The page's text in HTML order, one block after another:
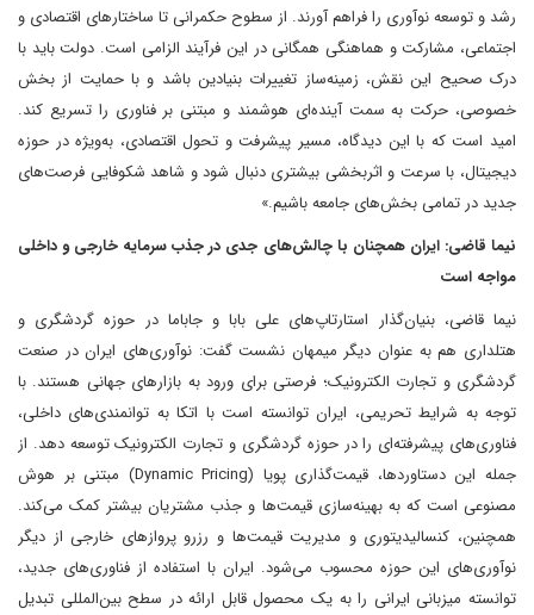
رشد و توسعه نوآوری را فراهم آورند. از سطوح حکمرانی تا ساختارهای اقتصادی و
اجتماعی، مشارکت و هماهنگی همگانی در این فرآیند الزامی است. دولت باید با
درک صحیح این نقش، زمینه‌ساز تغییرات بنیادین باشد و با حمایت از بخش
خصوصی، حرکت به سمت آینده‌ای هوشمند و مبتنی بر فناوری را تسریع کند.
امید است که با این دیدگاه، مسیر پیشرفت و تحول اقتصادی، به‌ویژه در حوزه
دیجیتال، با سرعت و اثربخشی بیشتری دنبال شود و شاهد شکوفایی فرصت‌های
جدید در تمامی بخش‌های جامعه باشیم.»
نیما قاضی: ایران همچنان با چالش‌های جدی در جذب سرمایه خارجی و داخلی
مواجه است
نیما قاضی، بنیان‌گذار استارتاپ‌های علی بابا و جاباما در حوزه گردشگری و
هتلداری هم به عنوان دیگر میمهان نشست گفت: نوآوری‌های ایران در صنعت
گردشگری و تجارت الکترونیک؛ فرصتی برای ورود به بازارهای جهانی هستند. با
توجه به شرایط تحریمی، ایران توانسته است با اتکا به توانمندی‌های داخلی،
فناوری‌های پیشرفته‌ای را در حوزه گردشگری و تجارت الکترونیک توسعه دهد. از
جمله این دستاوردها، قیمت‌گذاری پویا (Dynamic Pricing) مبتنی بر هوش
مصنوعی است که به بهینه‌سازی قیمت‌ها و جذب مشتریان بیشتر کمک می‌کند.
همچنین، کنسالیدیتوری و مدیریت قیمت‌ها و رزرو پروازهای خارجی از دیگر
نوآوری‌های این حوزه محسوب می‌شود. ایران با استفاده از فناوری‌های جدید،
توانسته میزبانی ایرانی را به یک محصول قابل ارائه در سطح بین‌المللی تبدیل